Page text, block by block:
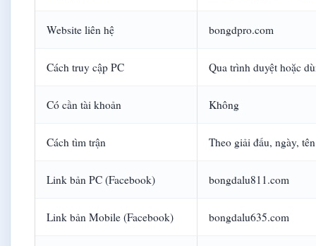
Website liên hệ bongdpro.com
Cách truy cập PC Qua trình duyệt hoặc
Có cần tài khoản Không
Cách tìm trận Theo giải đấu, ngày,
Link bản PC (Facebook) bongdalu811.com
Link bản Mobile (Facebook) bongdalu635.com